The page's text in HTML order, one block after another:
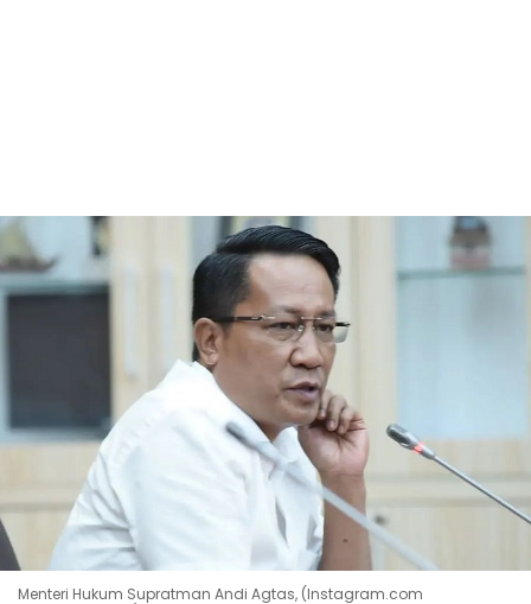
Menteri Hukum Supratman Andi Agtas, (Instagram.com